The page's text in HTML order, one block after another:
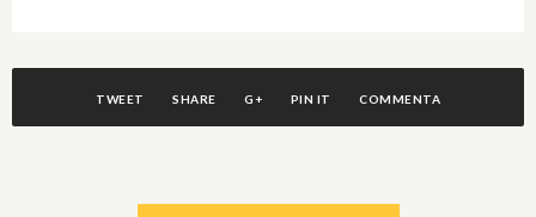
TWEET SHARE G+ PIN IT COMMENTA